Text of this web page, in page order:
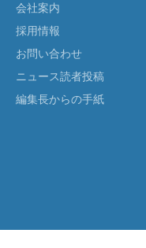
会社案内
採用情報
お問い合わせ
ニュース読者投稿
編集長からの手紙